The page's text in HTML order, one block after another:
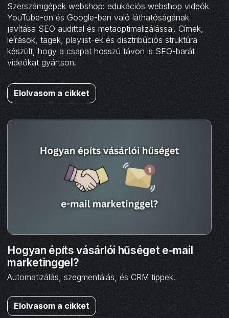
Szerszámgépek webshop: edukációs webshop videók
YouTube-on és Google-ben való láthatóságának
javítása SEO audittal és metaoptimalizálással. Címek,
leírások, tagek, playlist-ek és disztribúciós struktúra
készült, hogy a csapat hosszú távon is SEO-barát
videókat gyártson.
Elolvasom a cikket
Hogyan építs vásárlói hűséget e-mail
marketinggel?
Automatizálás, szegmentálás, és CRM tippek.
Elolvasom a cikket